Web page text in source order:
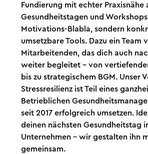
Fundierung mit echter Praxisnähe
Gesundheitstagen und
Motivations-Blabla, sondern
umsetzbare Tools. Dazu ein Team
Mitarbeitenden, das dich auch
weiter begleitet – von
bis zu strategischem BGM. Unser
Stressresilienz ist Teil eines
Betrieblichen
seit 2017 erfolgreich umsetzen.
deinen nächsten Gesundheitstag
Unternehmen – wir gestalten ihn
gemeinsam.